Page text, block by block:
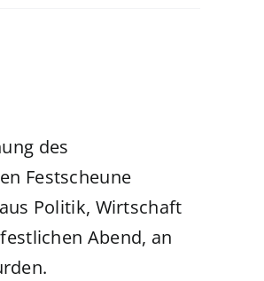
des
Festscheune
Politik, Wirtschaft
Abend, an